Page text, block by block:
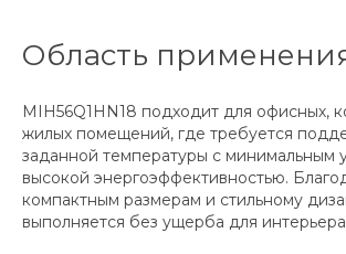
Область
MIH56Q1HN18 подходит для офисных,
жилых помещений, где требуется
заданной температуры с минимальным
высокой энергоэффективностью.
компактным размерам и стильному
выполняется без ущерба для